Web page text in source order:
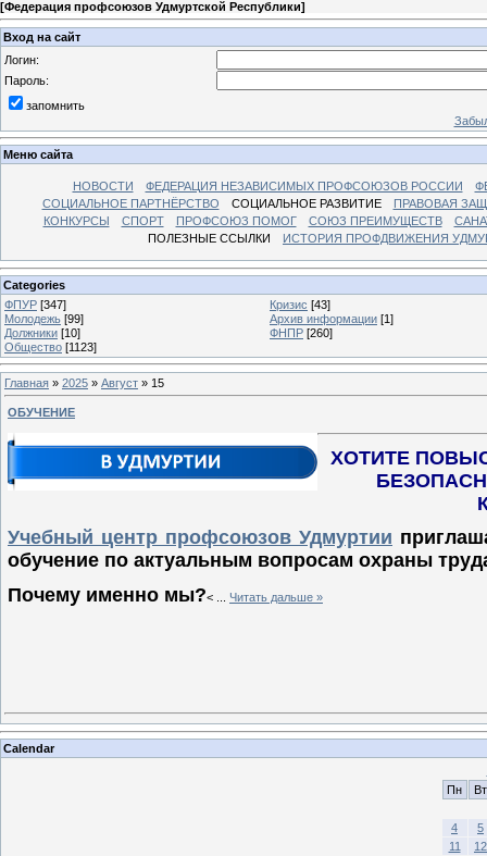
[Федерация профсоюзов Удмуртской Республики]
Вход на сайт
Логин:
Пароль:
запомнить
Меню сайта
НОВОСТИ ФЕДЕРАЦИЯ НЕЗАВИСИМЫХ ПРОФСОЮЗОВ РОССИИ
СОЦИАЛЬНОЕ ПАРТНЁРСТВО
СОЦИАЛЬНОЕ РАЗВИТИЕ
ПРАВОВАЯ
КОНКУРСЫ
СПОРТ ПРОФСОЮЗ ПОМОГ СОЮЗ ПРЕИМУЩЕСТВ
ПОЛЕЗНЫЕ ССЫЛКИ
ИСТОРИЯ ПРОФДВИЖЕНИЯ
Categories
ФПУР [347] Кризис [43]
Молодежь [99] Архив информации [1]
Должники [10] ФНПР [260]
Общество [1123]
Главная » 2025 » Август » 15
ОБУЧЕНИЕ
ХОТИТЕ
Учебный центр профсоюзов Удмуртии
обучение по актуальным вопросам охраны
Почему именно мы?< Читать дальше »
Calendar
Пн
Вт
4
5
11
12